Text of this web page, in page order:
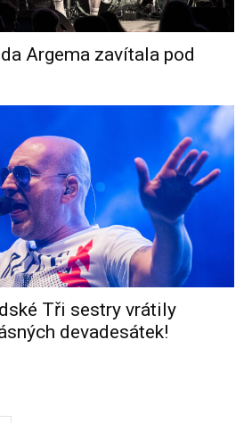
Argema zavítala pod
Tři sestry vrátily
devadesátek!